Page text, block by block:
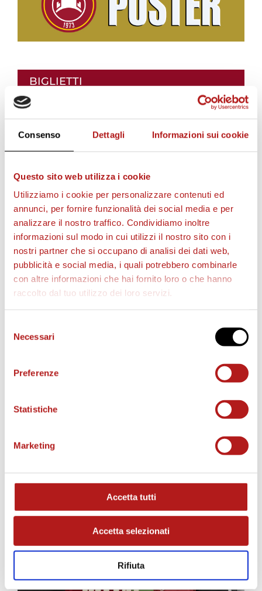
Consenso Dettagli Informazioni sui cookie
Questo sito web utilizza i cookie
Utilizziamo i cookie per personalizzare contenuti ed
annunci, per fornire funzionalità dei social media e per
analizzare il nostro traffico. Condividiamo inoltre
informazioni sul modo in cui utilizzi il nostro sito con i
nostri partner che si occupano di analisi dei dati web,
pubblicità e social media, i quali potrebbero combinarle
con altre informazioni che hai fornito loro o che hanno
raccolto dal tuo utilizzo dei loro servizi.
delNecessari
Preferenze
Statistiche
Marketing
Accetta tutti
Accetta selezionati
Rifiuta
BIGLIETTI
AS CITTADELLA STORE
MATCH PROGRAM